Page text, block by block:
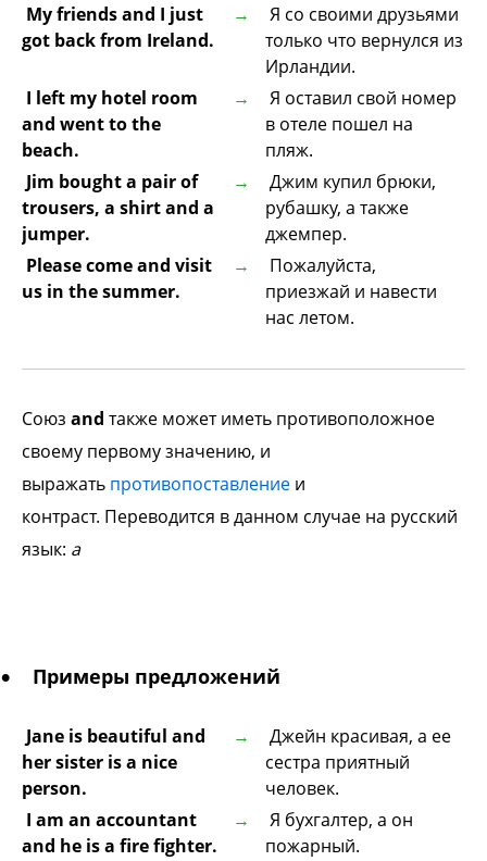
My friends and I just
got back from Ireland.
Я со своими друзьями
только что вернулся из
Ирландии.
I left my hotel room
and went to the
beach.
Я оставил свой номер
в отеле пошел на
пляж.
Jim bought a pair of
trousers, a shirt and a
jumper.
Джим купил брюки,
рубашку, а также
джемпер.
Please come and visit
us in the summer.
Пожалуйста,
приезжай и навести
нас летом.
Союз and также может иметь противоположное
своему первомузначению, и
выражать противопоставление и
контраст. Переводится в данном случае на русский
язык: a
Примеры предложений
Jane is beautiful and
her sister is a nice
person.
Джейн красивая, а ее
сестра приятный
человек.
I am an accountant
and he is a fire fighter.
Я бухгалтер, а он
пожарный.